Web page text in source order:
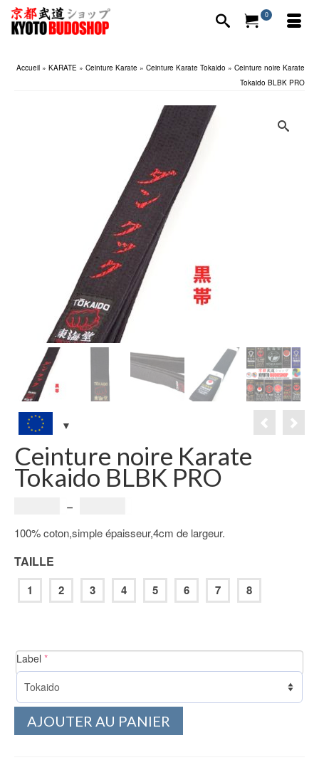
0
Accueil » KARATE » Ceinture Karate » Ceinture Karate Tokaido » Ceinture noire Karate
Tokaido BLBK PRO
Ceinture noire Karate
Tokaido BLBK PRO
–
prix :
38.00€
100% coton,simple épaisseur,4cm de largeur.
TAILLE
1 2 3 4 5 6 7 8
Label *(required)
AJOUTER AU PANIER